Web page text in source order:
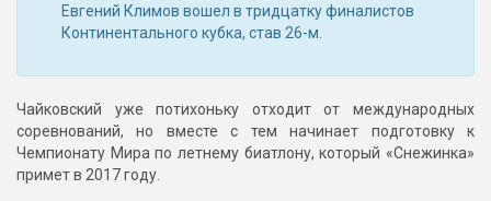
Евгений Климов вошел в тридцатку финалистов
Континентального кубка, став 26-м.
Чайковский уже потихоньку отходит от международных
соревнований, но вместе с тем начинает подготовку к
Чемпионату Мира по летнему биатлону, который «Снежинка»
примет в 2017 году.